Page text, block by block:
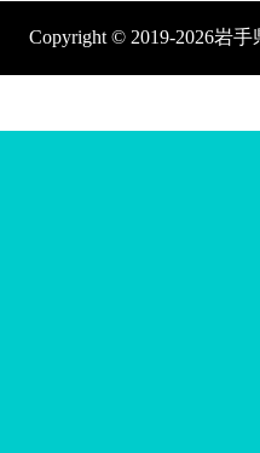
Copyright © 2019-2026岩手